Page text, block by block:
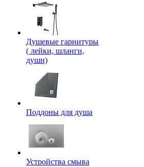
Душевые гарнитуры
( лейки, шланги,
души)
Поддоны для душа
Устройства смыва